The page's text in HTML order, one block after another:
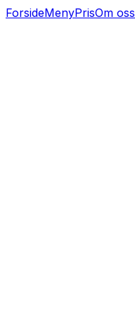
ForsideMenyPrisOm oss